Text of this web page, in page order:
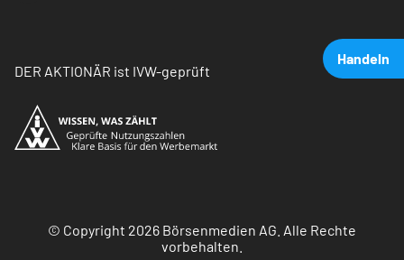
Handeln
DER AKTIONÄR ist IVW-geprüft
© Copyright 2026 Börsenmedien AG. Alle Rechte
vorbehalten.